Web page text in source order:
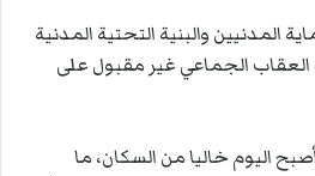
المدنيين والبنية التحتية المدنية
الجماعي غير مقبول على
اليوم خاليا من السكان، ما